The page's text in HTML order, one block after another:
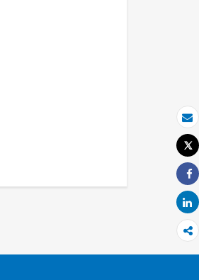
بريد الكتروني
طباعة
Tweet
Share
Share